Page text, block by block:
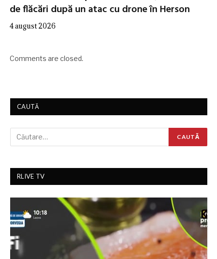
de flăcări după un atac cu drone în Herson
4 august 2026
Comments are closed.
CAUTĂ
RLIVE TV